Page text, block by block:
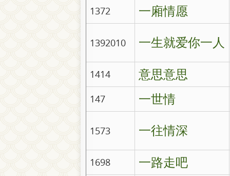
1372 一廂情愿
1392010 一生就爱你一人
1414 意思意思
147 一世情
1573 一往情深
1698 一路走吧